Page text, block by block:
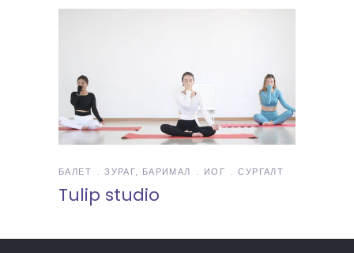
БАЛЕТ ЗУРАГ, БАРИМАЛ ИОГ СУРГАЛТ
Tulip studio